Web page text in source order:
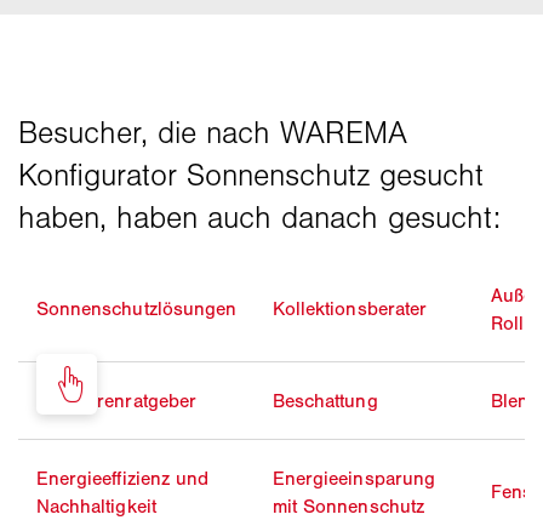
Sonnenschutzlösungen Kollektionsberater
Bauherrenratgeber Beschattung
Energieeffizienz und
Nachhaltigkeit
Energieeinsparung
mit Sonnenschutz